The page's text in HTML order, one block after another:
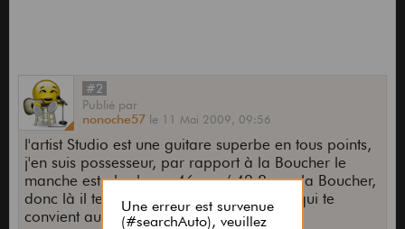
#2
Publié par
nonoche57 le 11 Mai 2009, 09:56
l'artist Studio est une guitare superbe en tous points,
j'en suis possesseur, par rapport à la Boucher le
manche est plus large 46mm / 42.8 mm la Boucher,
donc là il te faudra essayer pour voir ce qui te
convient au mieux